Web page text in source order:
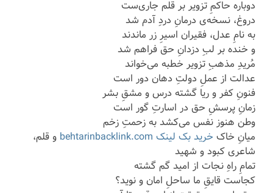
دوباره حاکمِ تزویر بر قلم جاری‌ست
دروغ، نسخه‌ی درمانِ دردِ آدم شد
به نامِ عدل، فقیران اسیرِ زر ماندند
و خنده بر لبِ دزدانِ حق فراهم شد
مُریدِ مذهبِ تزویر خطبه می‌خواند
عدالت از عملِ دولتِ دهان دور است
فنونِ کفر و ریا گشته درس و مشقِ بشر
زمانِ پرسشِ حق در اسارتِ گور است
وطن هنوز نفس می‌کشد به زحمتِ زخم
میانِ خاک خرید بک لینک behtarinbacklink.com
و قلم،
شاعری کبود و شهید
تمامِ راهِ نجات از امید گم گشته
کجاست قایقِ ما ساحلِ امان و نوید؟